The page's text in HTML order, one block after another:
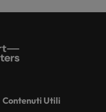
Contenuti Utili